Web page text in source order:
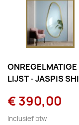
LIJST - JASPIS
€ 390,00
Inclusief btw